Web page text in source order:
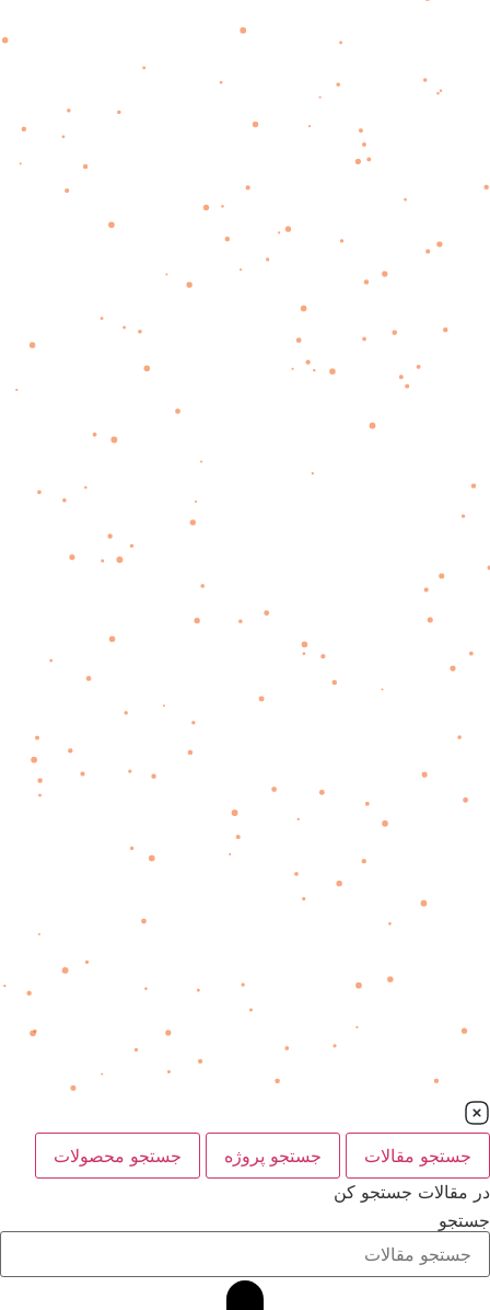
جستجو مقالات جستجو پروژه
جستجو محصولات
در مقالات جستجو کن
جستجو